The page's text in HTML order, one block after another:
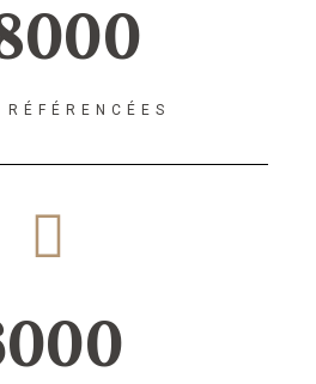
RÉFÉRENCÉES